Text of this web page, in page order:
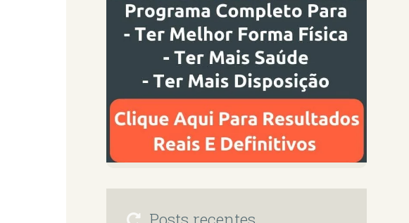
Posts recentes